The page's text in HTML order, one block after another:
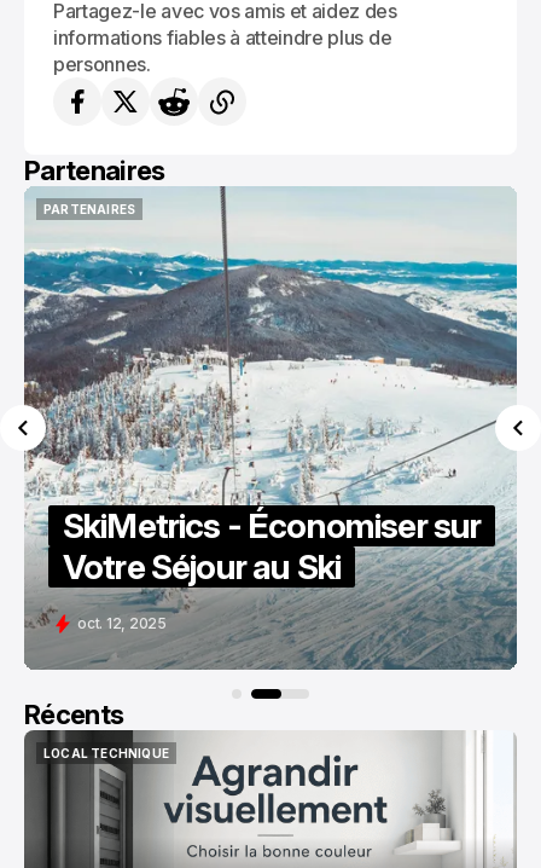
Partagez-le avec vos amis et aidez des
informations fiables à atteindre plus de
personnes.
Partenaires
PARTENAIRES
Le Mag Loisirs
oct. 24, 2025
Récents
LOCAL TECHNIQUE
LOCAL TECHNIQUE